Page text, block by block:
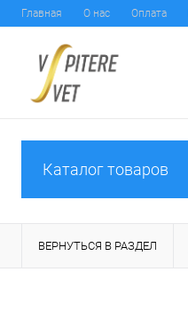
Главная О нас Оплата
Каталог товаров
ВЕРНУТЬСЯ В РАЗДЕЛ